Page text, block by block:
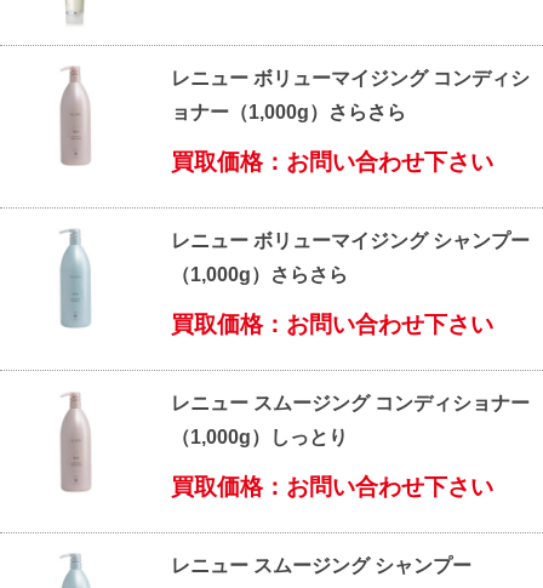
レニュー ボリューマイジング コンディシ
ョナー（1,000g）さらさら
買取価格：お問い合わせ下さい
レニュー ボリューマイジング シャンプー
（1,000g）さらさら
買取価格：お問い合わせ下さい
レニュー スムージング コンディショナー
（1,000g）しっとり
買取価格：お問い合わせ下さい
レニュー スムージング シャンプー